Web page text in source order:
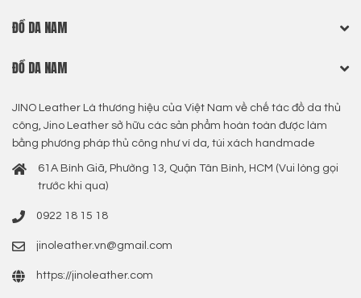
ĐỒ DA NAM
ĐỒ DA NAM
JINO Leather Là thương hiệu của Việt Nam về chế tác đồ da thủ
công, Jino Leather sở hữu các sản phẩm hoàn toàn được làm
bằng phương pháp thủ công như ví da, túi xách handmade
61A Bình Giã, Phường 13, Quận Tân Bình, HCM (Vui lòng gọi
trước khi qua)
0922 18 15 18
jinoleather.vn@gmail.com
https://jinoleather.com